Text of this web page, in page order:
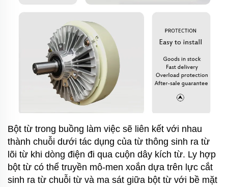
Bột từ trong buồng làm việc sẽ liên kết với nhau
thành chuỗi dưới tác dụng của từ thông sinh ra từ
lõi từ khi dòng điện đi qua cuộn dây kích từ. Ly hợp
bột từ có thể truyền mô-men xoắn dựa trên lực cắt
sinh ra từ chuỗi từ và ma sát giữa bột từ với bề mặt